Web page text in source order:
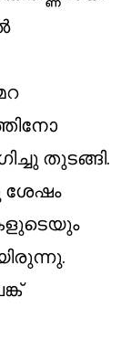
തുടങ്ങി.
ശേഷം